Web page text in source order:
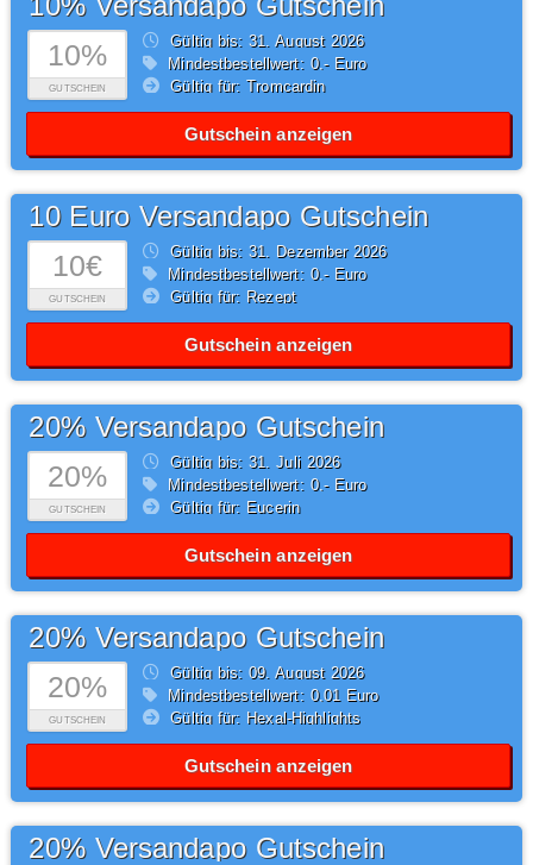
10%
GUTSCHEIN
Gültig bis: 31.August2026
Mindestbestellwert: 0,- Euro
Gültig für: Tromcardin
Gutschein anzeigen
10€
GUTSCHEIN
10 Euro Versandapo Gutschein
Gültig bis: 31. Dezember2026
Mindestbestellwert: 0,- Euro
Gültig für: Rezept
Gutschein anzeigen
20%
GUTSCHEIN
20% Versandapo Gutschein
Gültig bis: 31.Juli2026
Mindestbestellwert: 0,- Euro
Gültig für: Eucerin
Gutschein anzeigen
20%
GUTSCHEIN
20% Versandapo Gutschein
Gültig bis: 09.August2026
Mindestbestellwert: 0,01 Euro
Gültig für: Hexal-Highlights
Gutschein anzeigen
20% Versandapo Gutschein